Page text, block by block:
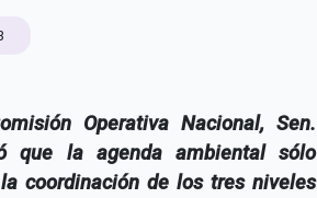
Operativa Nacional, Sen.
que la agenda ambiental sólo
coordinación de los tres niveles